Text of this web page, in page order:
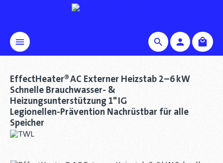
EffectHeater® AC Externer Heizstab 2–6 kW
Schnelle Brauchwasser‑ &
Heizungsunterstützung 1" IG
Legionellen‑Prävention Nachrüstbar für alle
Speicher